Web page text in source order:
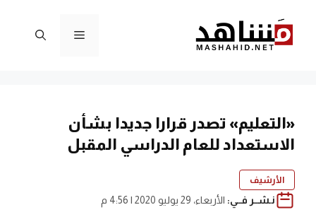
المحتوى
القائمة
«التعليم» تصدر قرارا جديدا بشأن
الاستعداد للعام الدراسي المقبل
الأرشيف
نـشــر فــي: الأربعاء، 29 يوليو 2020 | 4:56 م